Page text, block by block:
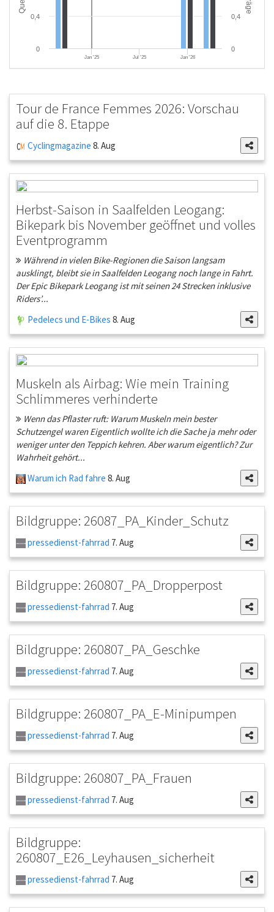
Jan '25 Jul '25 Jan '26
0
0,4
0
0,4
Tour de France Femmes 2026: Vorschau
auf die 8. Etappe
Cyclingmagazine 8. Aug
Herbst-Saison in Saalfelden Leogang:
Bikepark bis November geöffnet und volles
Eventprogramm
Während in vielen Bike-Regionen die Saison langsam
ausklingt, bleibt sie in Saalfelden Leogang noch lange in Fahrt.
Der Epic Bikepark Leogang ist mit seinen 24 Strecken inklusive
Riders’...
Pedelecs und E-Bikes 8. Aug
Muskeln als Airbag: Wie mein Training
Schlimmeres verhinderte
Wenn das Pflaster ruft: Warum Muskeln mein bester
Schutzengel waren Eigentlich wollte ich die Sache ja mehr oder
weniger unter den Teppich kehren. Aber warum eigentlich? Zur
Wahrheit gehört...
Warum ich Rad fahre 8. Aug
Bildgruppe: 26087_PA_Kinder_Schutz
pressedienst-fahrrad 7. Aug
Bildgruppe: 260807_PA_Dropperpost
pressedienst-fahrrad 7. Aug
Bildgruppe: 260807_PA_Geschke
pressedienst-fahrrad 7. Aug
Bildgruppe: 260807_PA_E-Minipumpen
pressedienst-fahrrad 7. Aug
Bildgruppe: 260807_PA_Frauen
pressedienst-fahrrad 7. Aug
Bildgruppe:
260807_E26_Leyhausen_sicherheit
pressedienst-fahrrad 7. Aug